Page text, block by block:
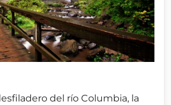
del río Columbia, la